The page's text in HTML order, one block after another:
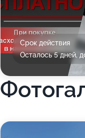
Срок действия
Осталось 5 дней,